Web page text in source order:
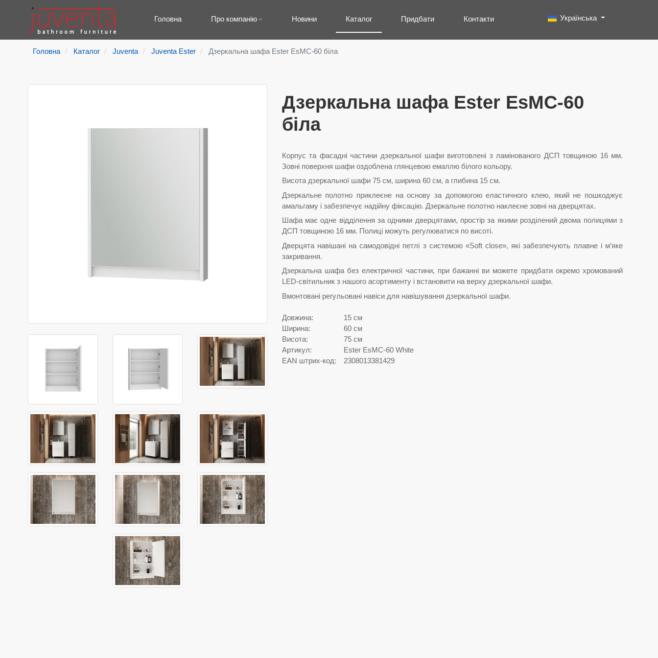
Головна Про компанію Новини Каталог Придбати Контакти
Пошук
Type 2 or more characters for results.
Виберіть свою мову
Українська
Головна Каталог Juventa Juventa Ester Дзеркальна шафа Ester EsMC-60 біла
Дзеркальна шафа Ester EsMC-60
біла
Корпус та фасадні частини дзеркальної шафи виготовлені з ламінованого ДСП товщиною 16 мм.
Зовні поверхня шафи оздоблена глянцевою емаллю білого кольору.
Висота дзеркальної шафи 75 см, ширина 60 см, а глибина 15 см.
Дзеркальне полотно приклеєне на основу за допомогою еластичного клею, який не пошкоджує
амальгаму і забезпечує надійну фіксацію. Дзеркальне полотно наклеєне зовні на дверцятах.
Шафа має одне відділення за одними дверцятами, простір за якими розділений двома полицями з
ДСП товщиною 16 мм. Полиці можуть регулюватися по висоті.
Дверцята навішані на самодовідні петлі з системою «Soft close», які забезпечують плавне і м’яке
закривання.
Дзеркальна шафа без електричної частини, при бажанні ви можете придбати окремо хромований
LED-світильник з нашого асортименту і встановити на верху дзеркальної шафи.
Вмонтовані регульовані навіси для навішування дзеркальної шафи.
Довжина:
15 см
Ширина:
60 см
Висота:
75 см
Артикул:
Ester EsMC-60 White
EAN штрих-код:
2308013381429